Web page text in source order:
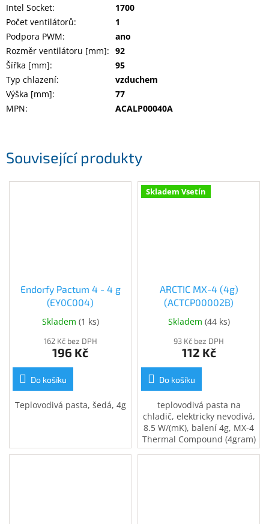
Kamerové
systémy
MILESIGHT
Doprodej
Přihlášení
Související produkty
Endorfy Pactum 4 - 4 g
(EY0C004)
Skladem (1 ks)
162 Kč bez DPH
196 Kč
Do košíku
Teplovodivá pasta, šedá, 4g
Skladem Vsetín
ARCTIC MX-4 (4g)
(ACTCP00002B)
Skladem (44 ks)
93 Kč bez DPH
112 Kč
Do košíku
teplovodivá pasta na
chladič, elektricky nevodivá,
8.5 W/(mK), balení 4g, MX-4
Thermal Compound (4gram)
Intel Socket:
1700
Počet ventilátorů:
1
Podpora PWM:
ano
Rozměr ventilátoru [mm]: 92
Šířka [mm]:
95
Typ chlazení:
vzduchem
Výška [mm]:
77
MPN: ACALP00040A